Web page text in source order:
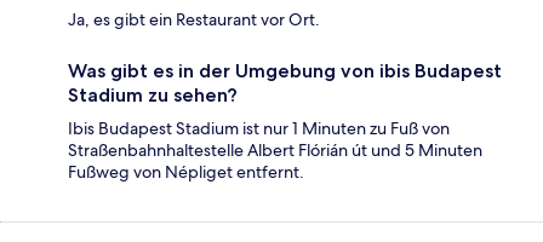
Ja, es gibt ein Restaurant vor Ort.
Was gibt es in der Umgebung von ibis Budapest
Stadium zu sehen?
Ibis Budapest Stadium ist nur 1 Minuten zu Fuß von
Straßenbahnhaltestelle Albert Flórián út und 5 Minuten
Fußweg von Népliget entfernt.